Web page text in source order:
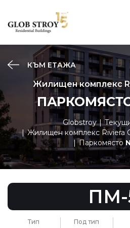
КЪМ ЕТАЖА
Жилищен комплекс
Globstroy
Жилищен комплекс Riviera
Паркомясто
ПМ-
Тип
Под тип